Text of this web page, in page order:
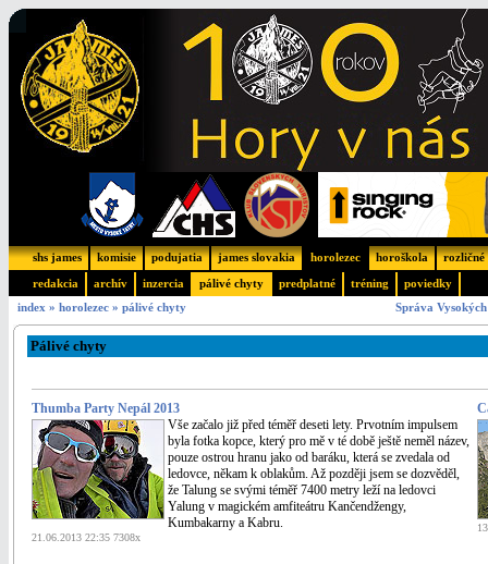
shs james komisie podujatia james slovakia horolezec horoškola rozličné
redakcia archív inzercia pálivé chyty predplatné tréning
poviedky
index » horolezec » pálivé chyty Správa
Pálivé chyty
Thumba Party Nepál 2013
Vše začalo již před téměř deseti lety. Prvotním impulsem
byla fotka kopce, který pro mě v té době ještě neměl název,
pouze ostrou hranu jako od baráku, která se zvedala od
ledovce, někam k oblakům. Až později jsem se dozvěděl,
že Talung se svými téměř 7400 metry leží na ledovci
Yalung v magickém amfiteátru Kančendžengy,
Kumbakarny a Kabru.
21.06.2013 22:35 7308x